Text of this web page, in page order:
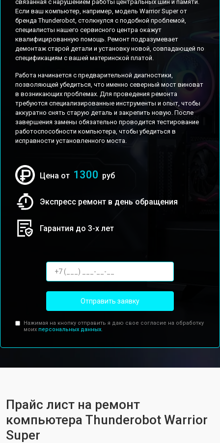
связанная с нарушением работы центральных шин и памяти.
Если ваш компьютер, например, модель Warrior Super от
бренда Thunderobot, столкнулся с подобной проблемой,
специалисты нашего сервисного центра окажут
квалифицированную помощь. Ремонт подразумевает
демонтаж старой детали и установку новой, совпадающей по
спецификациям с вашей материнской платой.
Работа начинается с предварительной диагностики,
позволяющей убедиться, что именно северный мост виноват
в возникающих проблемах. Для проведения ремонта
требуются специализированные инструменты и опыт, чтобы
аккуратно снять старую деталь и закрепить новую. После
завершения замены обязательно проводится тестирование
работоспособности компьютера, чтобы убедиться в
исправности установленного моста.
Цена от 1300 руб
Экспресс ремонт в день обращения
Гарантия до 3-х лет
Отправить заявку
Нажимая на кнопку отправить я даю свое согласие на обработку
моих персональных данных.
Прайс лист на ремонт
компьютера Thunderobot Warrior
Super